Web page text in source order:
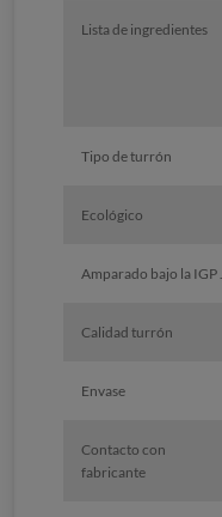
Lista de ingredientes
Tipo de turrón
Ecológico
Amparado bajo la IGP
Calidad turrón
Envase
Contacto con
fabricante